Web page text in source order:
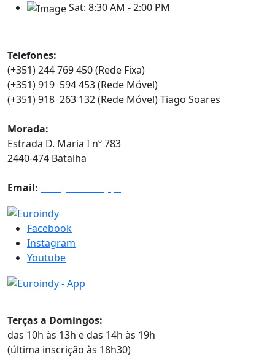
Sat: 8:30 AM - 2:00 PM
Telefones:
(+351) 244 769 450 (Rede Fixa)
(+351) 919 594 453 (Rede Móvel)
(+351) 918 263 132 (Rede Móvel) Tiago Soares
Morada:
Estrada D. Maria I nº 783
2440-474 Batalha
Email:
Facebook
Instagram
Youtube
Terças a Domingos:
das 10h às 13h e das 14h às 19h
(última inscrição às 18h30)